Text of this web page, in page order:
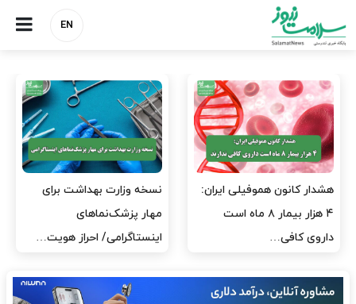
EN
هشدار کانون هموفیلی ایران:
۴ هزار بیمار ۸ ماه است
داروی کافی…
نسخه وزارت بهداشت برای
مهار پزشک‌نماهای
اینستاگرامی/ احراز هویت…